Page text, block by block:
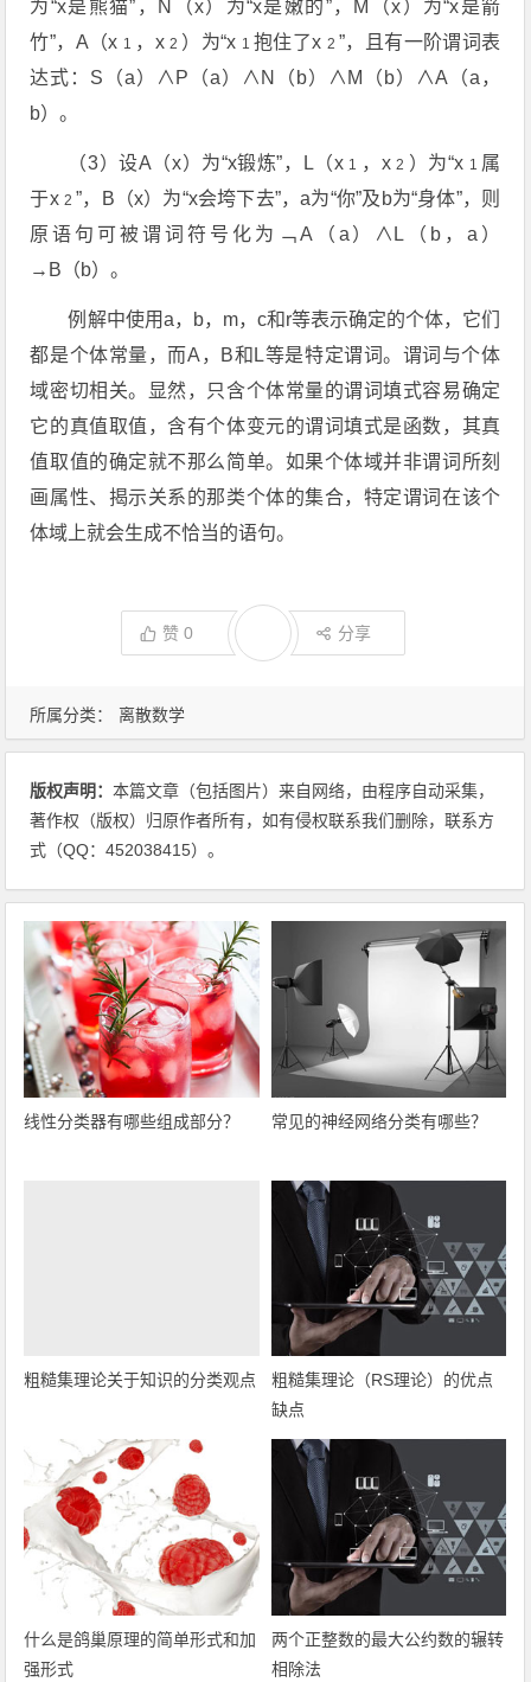
为“x是熊猫”，N（x）为“x是嫩的”，M（x）为“x是箭
竹”，A（x 1 ，x2 ）为“x 1抱住了x 2”，且有一阶谓词表
达式：S（a）∧P（a）∧N（b）∧M（b）∧A（a，
b）。
（3）设A（x）为“x锻炼”，L（x 1 ，x2 ）为“x 1 属
于x 2”，B（x）为“x会垮下去”，a为“你”及b为“身体”，则
原语句可被谓词符号化为﹁A（a）∧L（b，a）
→B（b）。
例解中使用a，b，m，c和r等表示确定的个体，它们
都是个体常量，而A，B和L等是特定谓词。谓词与个体
域密切相关。显然，只含个体常量的谓词填式容易确定
它的真值取值，含有个体变元的谓词填式是函数，其真
值取值的确定就不那么简单。如果个体域并非谓词所刻
画属性、揭示关系的那类个体的集合，特定谓词在该个
体域上就会生成不恰当的语句。
赞0 分享
所属分类： 离散数学
版权声明：本篇文章（包括图片）来自网络，由程序自动采集，
著作权（版权）归原作者所有，如有侵权联系我们删除，联系方
式（QQ：452038415）。
线性分类器有哪些组成部分？ 常见的神经网络分类有哪些？
粗糙集理论关于知识的分类观点
粗糙集理论（RS理论）的优点
缺点
什么是鸽巢原理的简单形式和加
强形式
两个正整数的最大公约数的辗转
相除法